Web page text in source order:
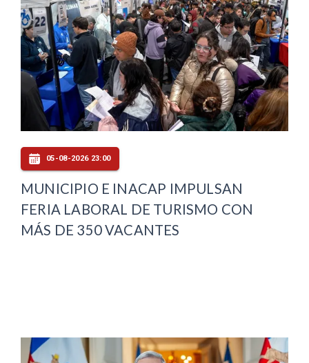
05-08-2026 23:00
MUNICIPIO E INACAP IMPULSAN
FERIA LABORAL DE TURISMO CON
MÁS DE 350 VACANTES